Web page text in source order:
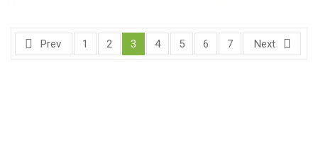
Prev 1 2 3 4 5 6 7 Next